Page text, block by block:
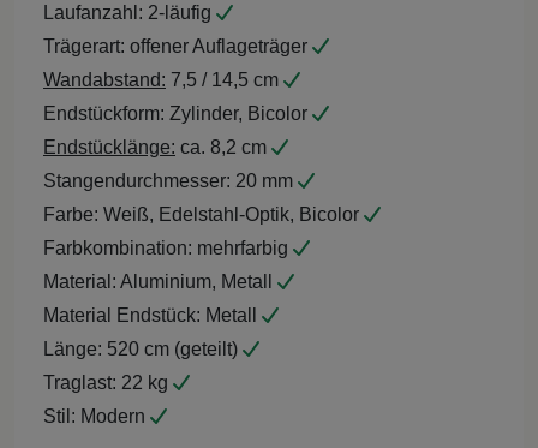
Laufanzahl: 2-läufig
Trägerart: offener Auflageträger
Wandabstand: 7,5 / 14,5 cm
Endstückform: Zylinder, Bicolor
Endstücklänge: ca. 8,2 cm
Stangendurchmesser: 20 mm
Farbe: Weiß, Edelstahl-Optik, Bicolor
Farbkombination: mehrfarbig
Material: Aluminium, Metall
Material Endstück: Metall
Länge: 520 cm (geteilt)
Traglast: 22 kg
Stil: Modern